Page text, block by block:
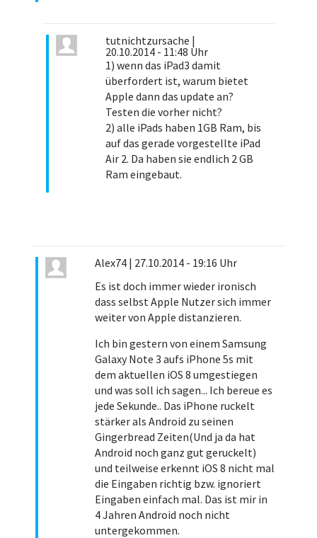
tutnichtzursache |
20.10.2014 - 11:48 Uhr
1) wenn das iPad3 damit
überfordert ist, warum bietet
Apple dann das update an?
Testen die vorher nicht?
2) alle iPads haben 1GB Ram, bis
auf das gerade vorgestellte iPad
Air 2. Da haben sie endlich 2 GB
Ram eingebaut.
Alex74 | 27.10.2014 - 19:16 Uhr
Es ist doch immer wieder ironisch
dass selbst Apple Nutzer sich immer
weiter von Apple distanzieren.
Ich bin gestern von einem Samsung
Galaxy Note 3 aufs iPhone 5s mit
dem aktuellen iOS 8 umgestiegen
und was soll ich sagen... Ich bereue es
jede Sekunde.. Das iPhone ruckelt
stärker als Android zu seinen
Gingerbread Zeiten(Und ja da hat
Android noch ganz gut geruckelt)
und teilweise erkennt iOS 8 nicht mal
die Eingaben richtig bzw. ignoriert
Eingaben einfach mal. Das ist mir in
4 Jahren Android noch nicht
untergekommen.